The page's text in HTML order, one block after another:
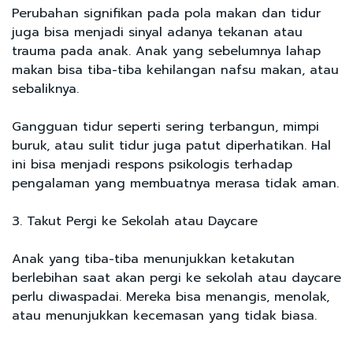
Perubahan signifikan pada pola makan dan tidur
juga bisa menjadi sinyal adanya tekanan atau
trauma pada anak. Anak yang sebelumnya lahap
makan bisa tiba-tiba kehilangan nafsu makan, atau
sebaliknya.
Gangguan tidur seperti sering terbangun, mimpi
buruk, atau sulit tidur juga patut diperhatikan. Hal
ini bisa menjadi respons psikologis terhadap
pengalaman yang membuatnya merasa tidak aman.
3. Takut Pergi ke Sekolah atau Daycare
Anak yang tiba-tiba menunjukkan ketakutan
berlebihan saat akan pergi ke sekolah atau daycare
perlu diwaspadai. Mereka bisa menangis, menolak,
atau menunjukkan kecemasan yang tidak biasa.